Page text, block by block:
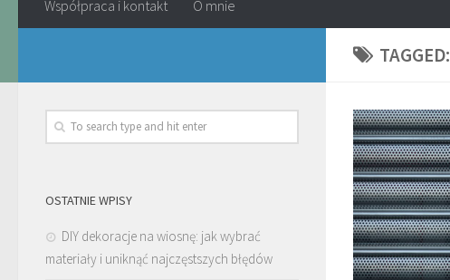
Współpraca i kontakt O mnie
TAGGED:
OSTATNIE WPISY
DIY dekoracje na wiosnę: jak wybrać
materiały i uniknąć najczęstszych błędów